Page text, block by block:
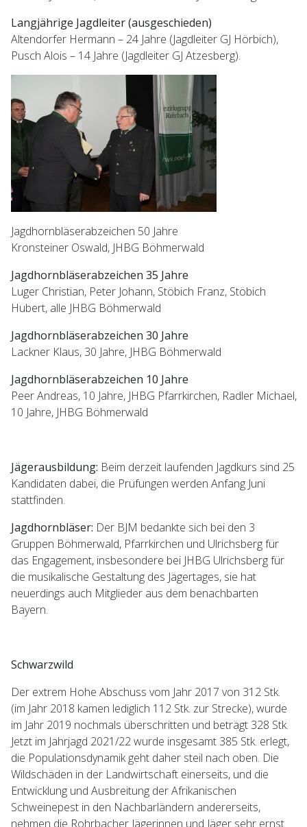
Langjährige Jagdleiter (ausgeschieden)
Altendorfer Hermann – 24 Jahre (Jagdleiter GJ Hörbich),
Pusch Alois – 14 Jahre (Jagdleiter GJ Atzesberg).
Jagdhornbläserabzeichen 50 Jahre
Kronsteiner Oswald, JHBG Böhmerwald
Jagdhornbläserabzeichen 35 Jahre
Luger Christian, Peter Johann, Stöbich Franz, Stöbich
Hubert, alle JHBG Böhmerwald
Jagdhornbläserabzeichen 30 Jahre
Lackner Klaus, 30 Jahre, JHBG Böhmerwald
Jagdhornbläserabzeichen 10 Jahre
Peer Andreas, 10 Jahre, JHBG Pfarrkirchen, Radler Michael,
10 Jahre, JHBG Böhmerwald
Jägerausbildung: Beim derzeit laufenden Jagdkurs sind 25
Kandidaten dabei, die Prüfungen werden Anfang Juni
stattfinden.
Jagdhornbläser: Der BJM bedankte sich bei den 3
Gruppen Böhmerwald, Pfarrkirchen und Ulrichsberg für
das Engagement, insbesondere bei JHBG Ulrichsberg für
die musikalische Gestaltung des Jägertages, sie hat
neuerdings auch Mitglieder aus dem benachbarten
Bayern.
Schwarzwild
Der extrem Hohe Abschuss vom Jahr 2017 von 312 Stk.
(im Jahr 2018 kamen lediglich 112 Stk. zur Strecke), wurde
im Jahr 2019 nochmals überschritten und beträgt 328 Stk.
Jetzt im Jahrjagd 2021/22 wurde insgesamt 385 Stk. erlegt,
die Populationsdynamik geht daher steil nach oben. Die
Wildschäden in der Landwirtschaft einerseits, und die
Entwicklung und Ausbreitung der Afrikanischen
Schweinepest in den Nachbarländern andererseits,
nehmen die Rohrbacher Jägerinnen und Jäger sehr ernst